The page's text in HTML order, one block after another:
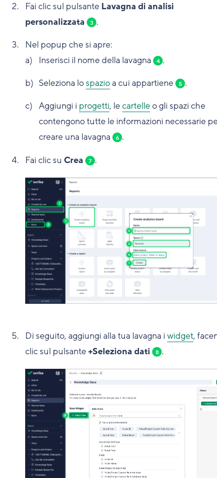
Fai clic sul pulsante Lavagna di analisi
personalizzata
3 .
Nel popup che si apre:
Inserisci il nome della lavagna
4 .
Seleziona lospazioa cui appartiene 5 .
Aggiungi i progetti, lecartelleo gli spazi che
contengono tutte le informazioni necessarie
creare una lavagna
6 .
Fai clic su Crea 7 .
Di seguito, aggiungi alla tua lavagna i widget,
clic sul pulsante+Seleziona dati 8 .